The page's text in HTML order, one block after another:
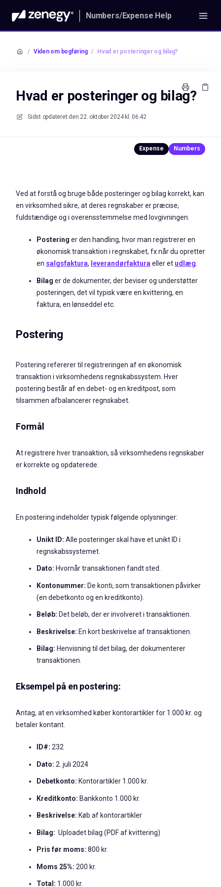
Numbers/Expense Help
/ Viden om bogføring / Hvad er posteringer og bilag?
Hvad er posteringer og bilag?
Sidst opdateret den 22. oktober 2024 kl. 06.42
Ved at forstå og bruge både posteringer og bilag korrekt, kan
en virksomhed sikre, at deres regnskaber er præcise,
fuldstændige og i overensstemmelse med lovgivningen.
Postering er den handling, hvor man registrerer en
økonomisk transaktion i regnskabet, fx når du opretter
en salgsfaktura, leverandørfaktura eller et udlæg
Bilag er de dokumenter, der beviser og understøtter
posteringen, det vil typisk være en kvittering, en
faktura, en lønseddel etc.
Postering
Postering refererer til registreringen af en økonomisk
transaktion i virksomhedens regnskabssystem. Hver
postering består af en debet- og en kreditpost, som
tilsammen afbalancerer regnskabet.
Formål
At registrere hver transaktion, så virksomhedens regnskaber
er korrekte og opdaterede.
Indhold
En postering indeholder typisk følgende oplysninger:
Unikt ID: Alle posteringer skal have et unikt ID i
regnskabssystemet.
Dato: Hvornår transaktionen fandt sted.
Kontonummer: De konti, som transaktionen påvirker
(en debetkonto og en kreditkonto).
Beløb: Det beløb, der er involveret i transaktionen.
Beskrivelse: En kort beskrivelse af transaktionen.
Bilag: Henvisning til det bilag, der dokumenterer
transaktionen.
Eksempel på en postering:
Antag, at en virksomhed køber kontorartikler for 1.000 kr. og
betaler kontant.
ID#: 232
Dato: 2. juli 2024
Debetkonto: Kontorartikler 1.000 kr.
Kreditkonto: Bankkonto 1.000 kr.
Beskrivelse: Køb af kontorartikler
Bilag: Uploadet bilag (PDF af kvittering)
Pris før moms: 800 kr.
Moms 25%: 200 kr.
Total: 1.000 kr.